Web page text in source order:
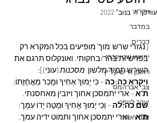
ויקרא
במדבר
דברים
יהושע שטיינברג
ראובן חיים קליין
צבי אברהמס
יעקב לויפר
זמני השנה
עודכן:18 בנוב׳ 2022
[נגזרי שרש ‘מוך’ מופיעים בכל המקרא רק
בפרשיות בהר/בחקותי, ואונקלוס תרגם את
השרש תמיד מלשון מסכנות (עוני)]:
ויקרא כה:כה – כִּי יָמוּךְ אָחִיךָ וּמָכַר מֵאֲחֻזָּתוֹ;
ת”א – ארי יתמסכן אחוך ויזבין מאחסנתי.
שם כה:לה – וְכִי יָמוּךְ אָחִיךָ וּמָטָה יָדוֹ עִמָּך;
ת”א – וארי יתמסכן אחוך ותמוט ידיה עמך.